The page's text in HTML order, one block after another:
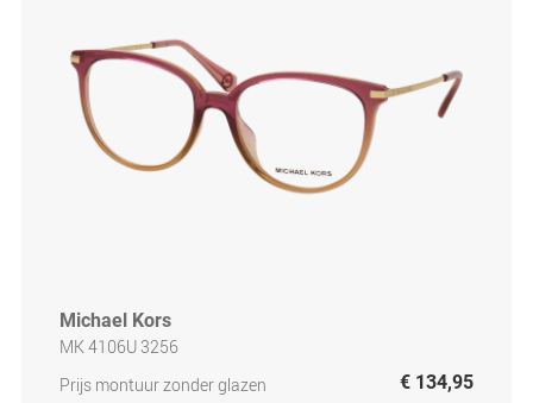
Michael Kors
MK 4106U 3256
Prijs montuur zonder glazen
€ 134,95